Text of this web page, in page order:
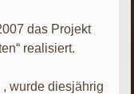
das Projekt
realisiert.
wurde diesjährig